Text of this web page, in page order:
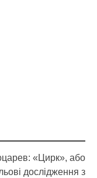
«Цирк», або
дослідження з